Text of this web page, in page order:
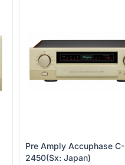
Pre Amply Accuphase C-
2450(sx: Japan)